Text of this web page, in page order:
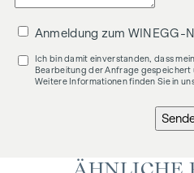
Anmeldung zum WINEGG-
Ich bin damit einverstanden, dass
Bearbeitung der Anfrage
Weitere Informationen finden Sie in